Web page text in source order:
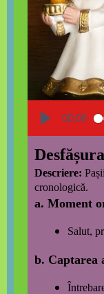
00:00
Descriere:
cronologică.
a. Moment
Salut,
b. Captarea